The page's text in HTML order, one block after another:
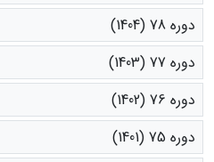
دوره 78 (1404)
دوره 77 (1403)
دوره 76 (1402)
دوره 75 (1401)